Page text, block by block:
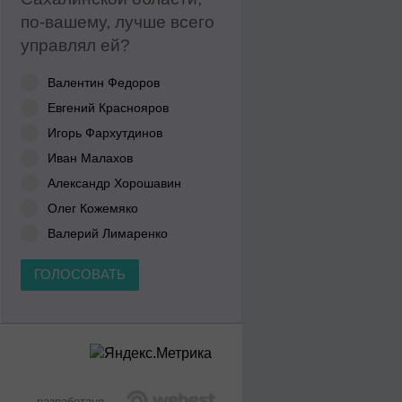
по-вашему, лучше всего
управлял ей?
Валентин Федоров
Евгений Краснояров
Игорь Фархутдинов
Иван Малахов
Александр Хорошавин
Олег Кожемяко
Валерий Лимаренко
ГОЛОСОВАТЬ